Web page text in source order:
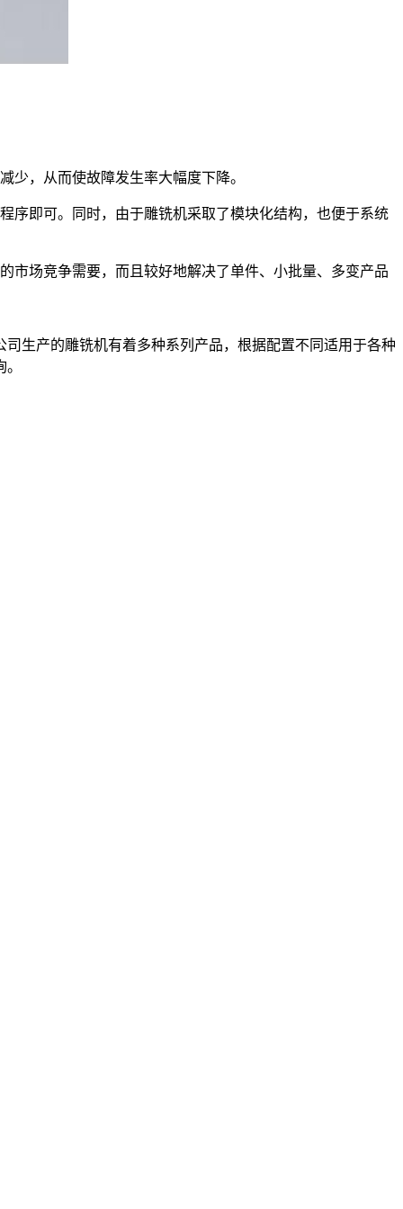
少，从而使故障发生率大幅度下降。
序即可。同时，由于雕铣机采取了模块化结构，也便于系统
市场竞争需要，而且较好地解决了单件、小批量、多变产品
生产的雕铣机有着多种系列产品，根据配置不同适用于各种